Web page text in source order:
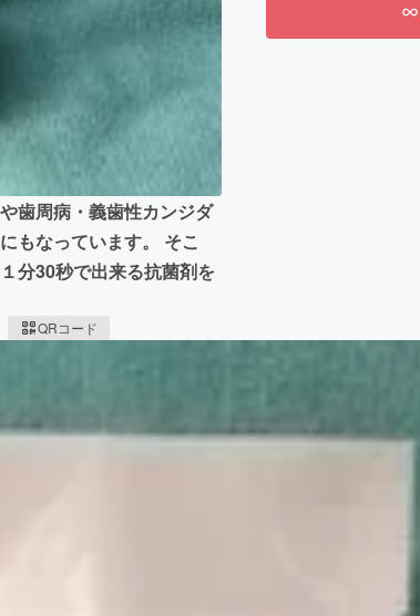
歯周病・義歯性カンジダ
もなっています。 そこ
分30秒で出来る抗菌剤を
QRコード